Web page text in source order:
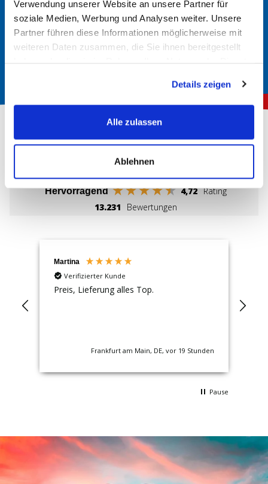
Verwendung unserer Website an unsere Partner für
soziale Medien, Werbung und Analysen weiter. Unsere
Partner führen diese Informationen möglicherweise mit
weiteren Daten zusammen, die Sie ihnen bereitgestellt
Details zeigen
Alle zulassen
Ablehnen
Informationen über den richtigen Batterietyp. Hier werden
die erforderlichen Spezifikationen und Größen angegeben.
Über 150.000 zufriedene Kunden
Hervorragend 4,72 Rating
13.231
Bewertungen
Martina
Verifizierter Kunde
Preis, Lieferung alles Top.
Frankfurt am Main, DE, vor 19 Stunden
Pause